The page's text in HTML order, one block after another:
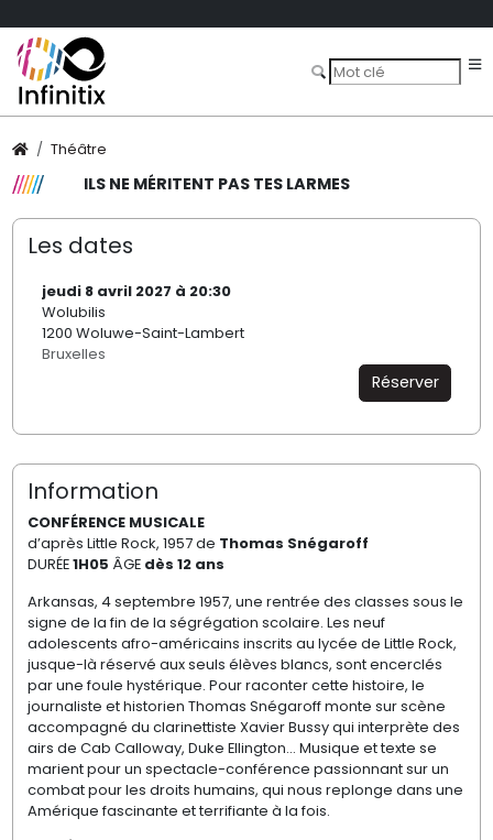
Théâtre
ILS NE MÉRITENT PAS TES LARMES
Les dates
jeudi 8 avril 2027 à 20:30
Wolubilis
1200 Woluwe-Saint-Lambert
Bruxelles
Réserver
Information
CONFÉRENCE MUSICALE
d’après Little Rock, 1957 de Thomas Snégaroff
DURÉE1H05 ÂGE dès 12 ans
Arkansas, 4 septembre 1957, une rentrée des classes sous le
signe de la fin de la ségrégation scolaire. Les neuf
adolescents afro-américains inscrits au lycée de Little Rock,
jusque-là réservé aux seuls élèves blancs, sont encerclés
par une foule hystérique. Pour raconter cette histoire, le
journaliste et historien Thomas Snégaroff monte sur scène
accompagné du clarinettiste Xavier Bussy qui interprète des
airs de Cab Calloway, Duke Ellington... Musique et texte se
marient pour un spectacle-conférence passionnant sur un
combat pour les droits humains, qui nous replonge dans une
Amérique fascinante et terrifiante à la fois.